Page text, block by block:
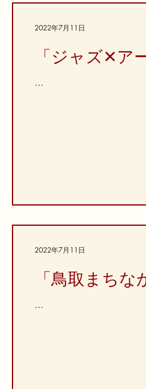
「ジャズ✕ア
...
2022年7月11日
「鳥取まち
...
2022年7月11日